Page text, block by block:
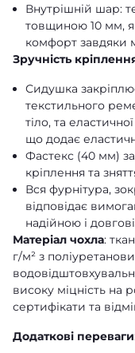
Внутрішній шар:
товщиною 10 мм,
комфорт завдяки
Зручність
Сидушка
текстильного
тіло, та
що додає
Фастекс (40 мм)
кріплення та
Вся фурнітура,
відповідає
надійною і
Матеріал чохла:
г/м² з
високу міцність на
сертифікати та
Додаткові переваги